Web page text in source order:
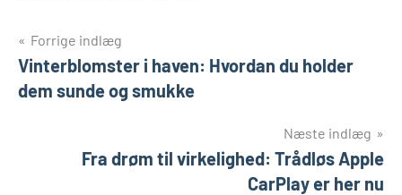
Indlægsnavigation
Forrige indlæg
Vinterblomster i haven: Hvordan du holder
dem sunde og smukke
Næste indlæg
Fra drøm til virkelighed: Trådløs Apple
CarPlay er her nu